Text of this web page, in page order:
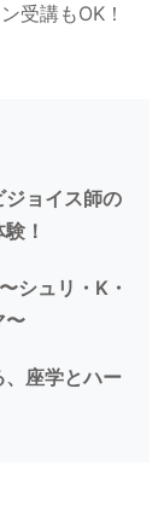
受講もOK！
ョイス師の
！
シュリ・K・
〜
座学とハー